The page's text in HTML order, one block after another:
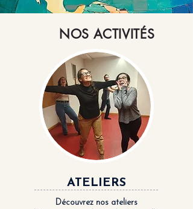
NOS ACTIVITÉS
ATELIERS
Découvrez nos ateliers